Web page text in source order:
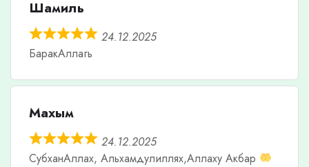
Шамиль
24.12.2025
БаракАллагь
Махым
24.12.2025
СубханАллах, Альхамдулиллях,Аллаху Акбар